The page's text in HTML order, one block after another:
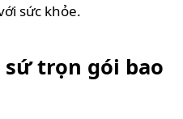
sức khỏe.
sứ trọn gói bao